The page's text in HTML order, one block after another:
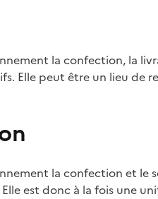
la confection, la
Elle peut être un lieu de
la confection et le
est donc à la fois une